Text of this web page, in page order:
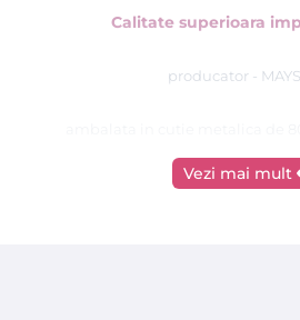
Calitate superioara
producator -
Vezi mai mult